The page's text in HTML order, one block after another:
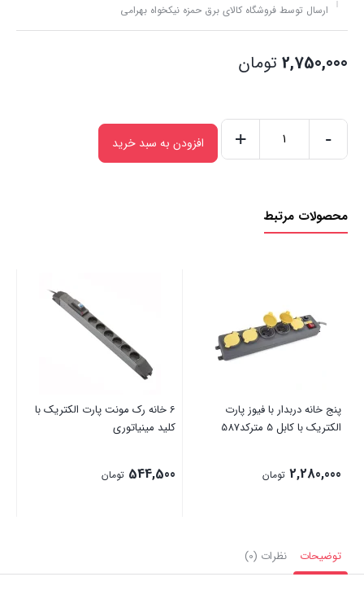
ارسال توسط فروشگاه کالای برق حمزه نیکخواه بهرامی
2,750,000 تومان
بدون
مترکد5141
-
+ افزودن به سبد خرید
محصولات مرتبط
پنج خانه دربدار با فیوز پارت
الکتریک با کابل 5 مترکد587
2,280,000 تومان
6 خانه رک مونت پارت الکتریک با
کلید مینیاتوری
544,500 تومان
توضیحات نظرات (0)